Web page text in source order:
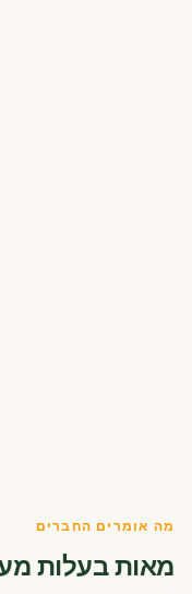
מה אומרים החברים
מאות בעלות